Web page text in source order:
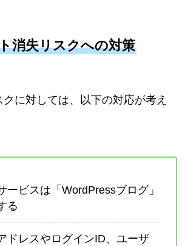
消失リスクへの対策
に対しては、以下の対応が考え
ービスは「WordPressブログ」
る
ドレスやログインID、ユーザ